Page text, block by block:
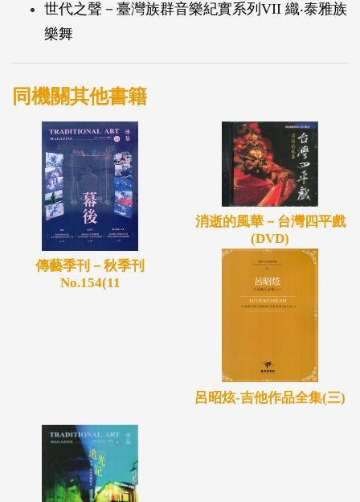
世代之聲－臺灣族群音樂紀實系列VII 織‧泰雅族
樂舞
同機關其他書籍
傳藝季刊－秋季刊
No.154(11
消逝的風華－台灣四平戲
(DVD)
呂昭炫-吉他作品全集(三)